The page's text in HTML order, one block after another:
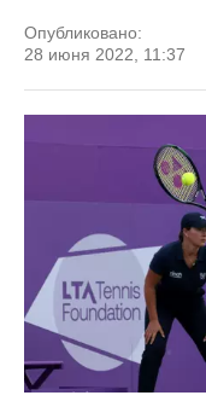
Опубликовано:
28 июня 2022, 11:37